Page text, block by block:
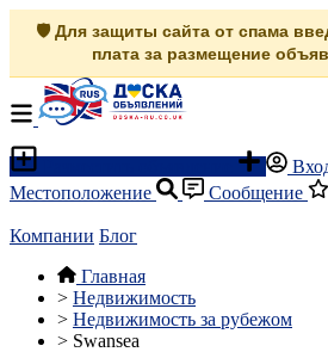
🛡️ Для защиты сайта от спама
плата за размещение
Местоположение
Сообщение
Компании Блог
Главная
> Недвижимость
> Недвижимость за рубежом
> Swansea